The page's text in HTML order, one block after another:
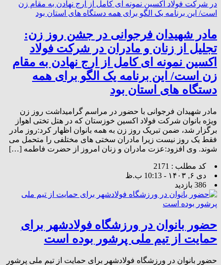
مادر شهیدان فرجوانی در جشن روز زن:
تجلیل از زنان و مادران در شرکت فولاد
اکسین نمونه ای کامل از ارج نهادن به مقام
زن است/ این برنامه یک الگو برای همه
دستگاه های استان بود
مادر شهیدان فرجوانی با حضور در مراسم گرامیداشت روز زن
ویژه بانوان شرکت فولاد اکسین خوزستان که در هتل تختی اهواز
برگزار شد، ضمن تبریک روز زن به همه بانوان اظهار کرد:روز مادر
فقط یک روز نیست زیرا مادران سختی های مختلفی را متحمل می
شوند. وی افزود:عزت مادران و زنان امروز از حضرت فاطمه […]
کد مطلب : 2171
دی ۶, ۱۴۰۳ - 10:13 ب.ظ
386 بازدید
حضور بانوان در ورزشگاه فولادشهر برای
حمایت از تیم ملی پرشور بوده است
حضور بانوان در ورزشگاه فولادشهر برای حمایت از تیم ملی پرشور